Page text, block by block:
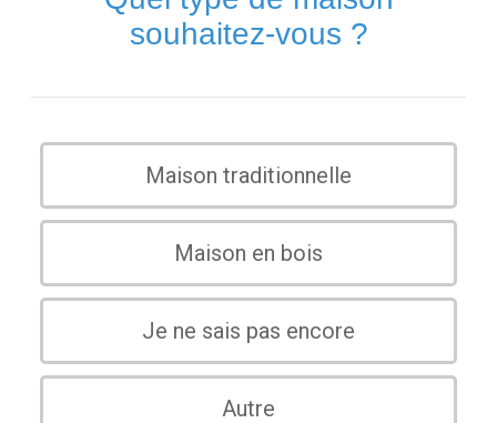
souhaitez-vous ?
Maison traditionnelle
Maison en bois
Je ne sais pas encore
Autre